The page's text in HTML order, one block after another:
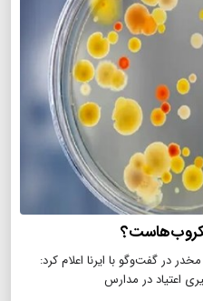
در گفت‌وگو با ایرنا اعلام کرد: